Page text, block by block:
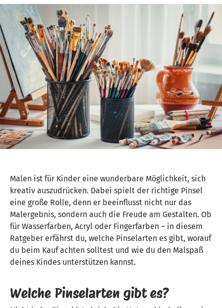
Malen ist für Kinder eine wunderbare Möglichkeit, sich
kreativ auszudrücken. Dabei spielt der richtige Pinsel
eine große Rolle, denn er beeinflusst nicht nur das
Malergebnis, sondern auch die Freude am Gestalten. Ob
für Wasserfarben, Acryl oder Fingerfarben – in diesem
Ratgeber erfährst du, welche Pinselarten es gibt, worauf
du beim Kauf achten solltest und wie du den Malspaß
deines Kindes unterstützen kannst.
Welche Pinselarten gibt es?